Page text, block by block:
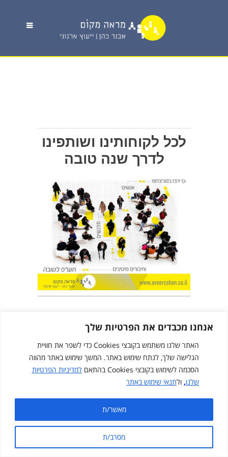
אנחנו מכבדים את הפרטיות שלך
האתר שלנו משתמש בקובצי Cookies כדי לשפר את חוויית
הגלישה שלך, לנתח שימוש באתר. המשך שימוש באתר מהווה
הסכמה לשימוש בקובצי Cookies בהתאם
למדיניות הפרטיות
שלנו, ולתנאי שימוש באתר
מסרב/ת
מאשר/ת
לכל לקוחותינו ושותפינו
לדרך שנה טובה
תנאי שימוש באתר